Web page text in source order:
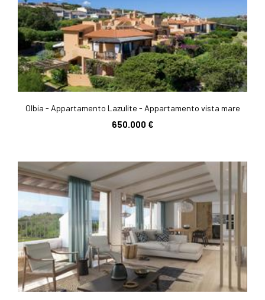
Olbia - Appartamento Lazulite - Appartamento vista mare
650.000 €